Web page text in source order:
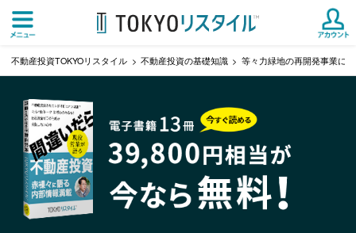
不動産投資TOKYOリスタイル 不動産投資の基礎知識 等々力緑地の再開発事業に